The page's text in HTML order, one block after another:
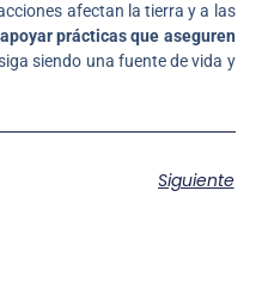
afectan la tierra y a las
prácticas que aseguren
siendo una fuente de vida y
Siguiente